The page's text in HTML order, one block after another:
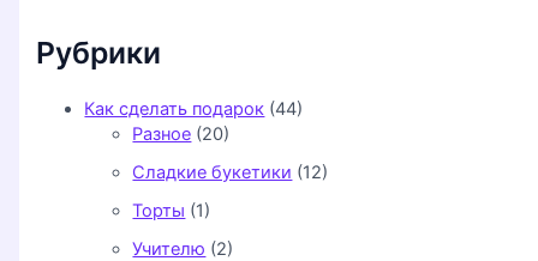
Рубрики
Как сделать подарок (44)
Разное (20)
Сладкие букетики (12)
Торты (1)
Учителю (2)